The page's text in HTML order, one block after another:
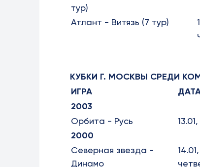
тур)
Атлант - Витязь (7 тур)
КУБКИ Г. МОСКВЫ СРЕДИ
ИГРА
2003
Орбита - Русь
2000
Северная звезда -
Динамо
14.01,